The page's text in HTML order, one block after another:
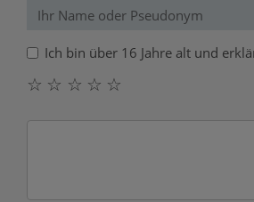
Ich bin über 16 Jahre alt und
☆
☆
☆
☆
☆